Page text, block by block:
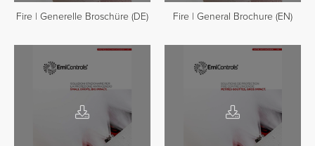
Fire | Generelle Broschüre (DE) Fire | General Brochure (EN)